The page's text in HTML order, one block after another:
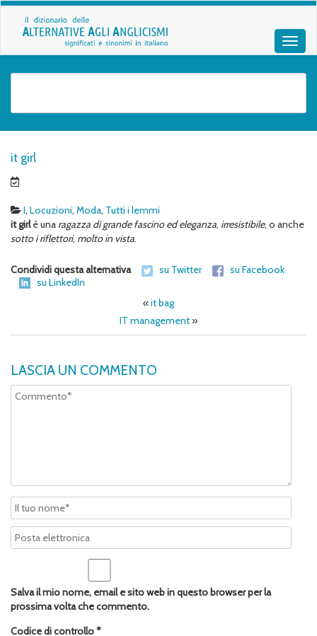
it girl
I, Locuzioni, Moda, Tutti i lemmi
it girlè una ragazza di grande fascino ed eleganza, irresistibile, o anche
sotto i riflettori, molto in vista.
Condividi questa alternativa su Twitter
su Facebook
su LinkedIn
«it bag
IT management»
LASCIA UN COMMENTO
Salva il mio nome, email e sito web in questo browser per la
prossima volta che commento.
Codice di controllo*